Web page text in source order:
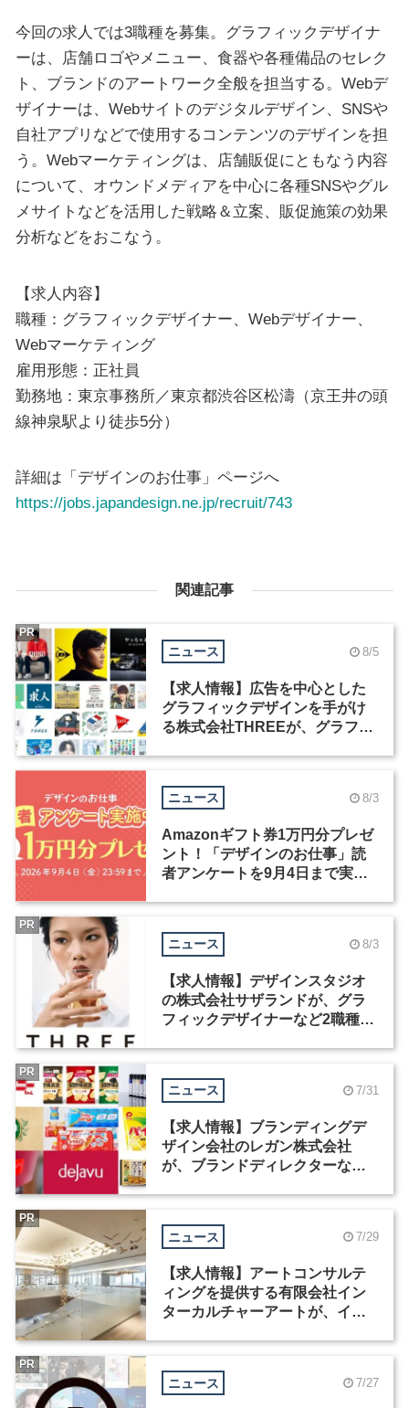
今回の求人では3職種を募集。グラフィックデザイナ
ーは、店舗ロゴやメニュー、食器や各種備品のセレク
ト、ブランドのアートワーク全般を担当する。Webデ
ザイナーは、Webサイトのデジタルデザイン、SNSや
自社アプリなどで使用するコンテンツのデザインを担
う。Webマーケティングは、店舗販促にともなう内容
について、オウンドメディアを中心に各種SNSやグル
メサイトなどを活用した戦略＆立案、販促施策の効果
分析などをおこなう。
【求人内容】
職種：グラフィックデザイナー、Webデザイナー、
Webマーケティング
雇用形態：正社員
勤務地：東京事務所／東京都渋谷区松濤（京王井の頭
線神泉駅より徒歩5分）
詳細は「デザインのお仕事」ページへ
https://jobs.japandesign.ne.jp/recruit/743
関連記事
ニュース 8/5
【求人情報】広告を中心とした
グラフィックデザインを手がけ
る株式会社THREEが、グラフィ
PR
ニュース 8/3
Amazonギフト券1万円分プレゼ
ント！「デザインのお仕事」読
者アンケートを9月4日まで実施
ニュース 8/3
【求人情報】デザインスタジオ
の株式会社サザランドが、グラ
フィックデザイナーなど2職種を
PR
ニュース 7/31
【求人情報】ブランディングデ
ザイン会社のレガン株式会社
が、ブランドディレクターなど3
PR
ニュース 7/29
【求人情報】アートコンサルテ
ィングを提供する有限会社イン
ターカルチャーアートが、イン
PR
ニュース 7/27
PR